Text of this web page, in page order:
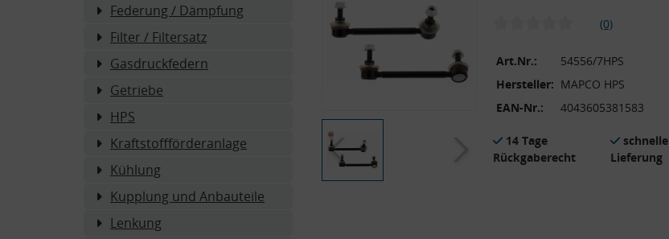
Federung / Dämpfung
Filter / Filtersatz
Gasdruckfedern
Getriebe
HPS
Kraftstoffförderanlage
Kühlung
Kupplung und Anbauteile
Lenkung
(0)
Art.Nr.:
54556/7HPS
Hersteller: MAPCO HPS
EAN-Nr.:
4043605381583
14 Tage
Rückgaberecht
schnelle
Lieferung